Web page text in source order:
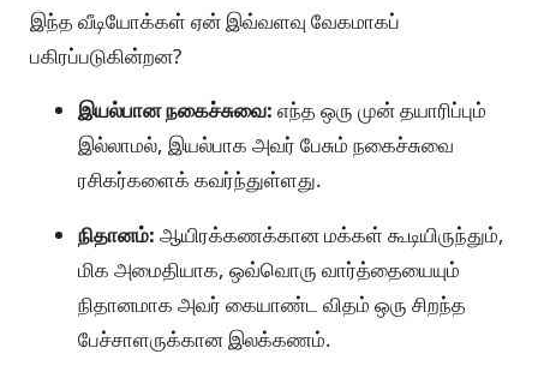
இந்த வீடியோக்கள் ஏன் இவ்வளவு வேகமாகப்
பகிரப்படுகின்றன?
இயல்பான நகைச்சுவை: எந்த ஒரு முன் தயாரிப்பும்
இல்லாமல், இயல்பாக அவர் பேசும் நகைச்சுவை
ரசிகர்களைக் கவர்ந்துள்ளது.
நிதானம்: ஆயிரக்கணக்கான மக்கள் கூடியிருந்தும்,
மிக அமைதியாக, ஒவ்வொரு வார்த்தையையும்
நிதானமாக அவர் கையாண்ட விதம் ஒரு சிறந்த
பேச்சாளருக்கான இலக்கணம்.